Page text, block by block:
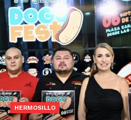
HERMOSILLO